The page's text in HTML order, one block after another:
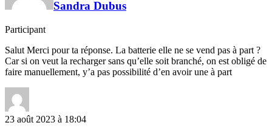
Sandra Dubus
Participant
Salut Merci pour ta réponse. La batterie elle ne se vend pas à part ?
Car si on veut la recharger sans qu’elle soit branché, on est obligé de
faire manuellement, y’a pas possibilité d’en avoir une à part
23 août 2023 à 18:04